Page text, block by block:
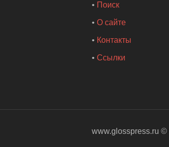
• Поиск
• О сайте
• Контакты
• Ссылки
www.glosspress.ru ©